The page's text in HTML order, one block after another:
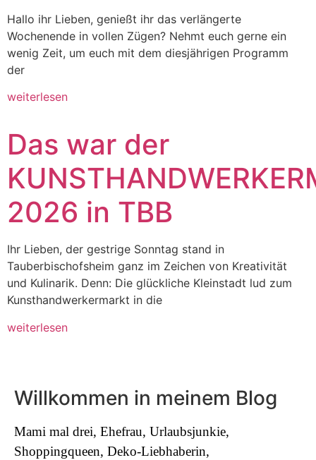
Hallo ihr Lieben, genießt ihr das verlängerte
Wochenende in vollen Zügen? Nehmt euch gerne ein
wenig Zeit, um euch mit dem diesjährigen Programm
der
weiterlesen
Das war der
2026 in TBB
Ihr Lieben, der gestrige Sonntag stand in
Tauberbischofsheim ganz im Zeichen von Kreativität
und Kulinarik. Denn: Die glückliche Kleinstadt lud zum
Kunsthandwerkermarkt in die
weiterlesen
Willkommen in meinem Blog
Mami mal drei, Ehefrau, Urlaubsjunkie,
Shoppingqueen, Deko-Liebhaberin,